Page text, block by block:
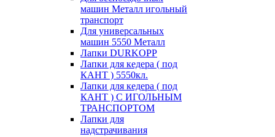
машин Металл игольный
транспорт
Для универсальных
машин 5550 Металл
Лапки DURKOPP
Лапки для кедера ( под
КАНТ ) 5550кл.
Лапки для кедера ( под
КАНТ ) С ИГОЛЬНЫМ
ТРАНСПОРТОМ
Лапки для
надстрачивания